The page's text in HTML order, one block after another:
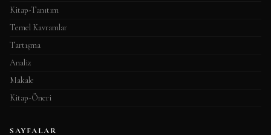
Kitap-Tanıtım
Temel Kavramlar
Tartışma
Analiz
Makale
Kitap-Öneri
SAYFALAR